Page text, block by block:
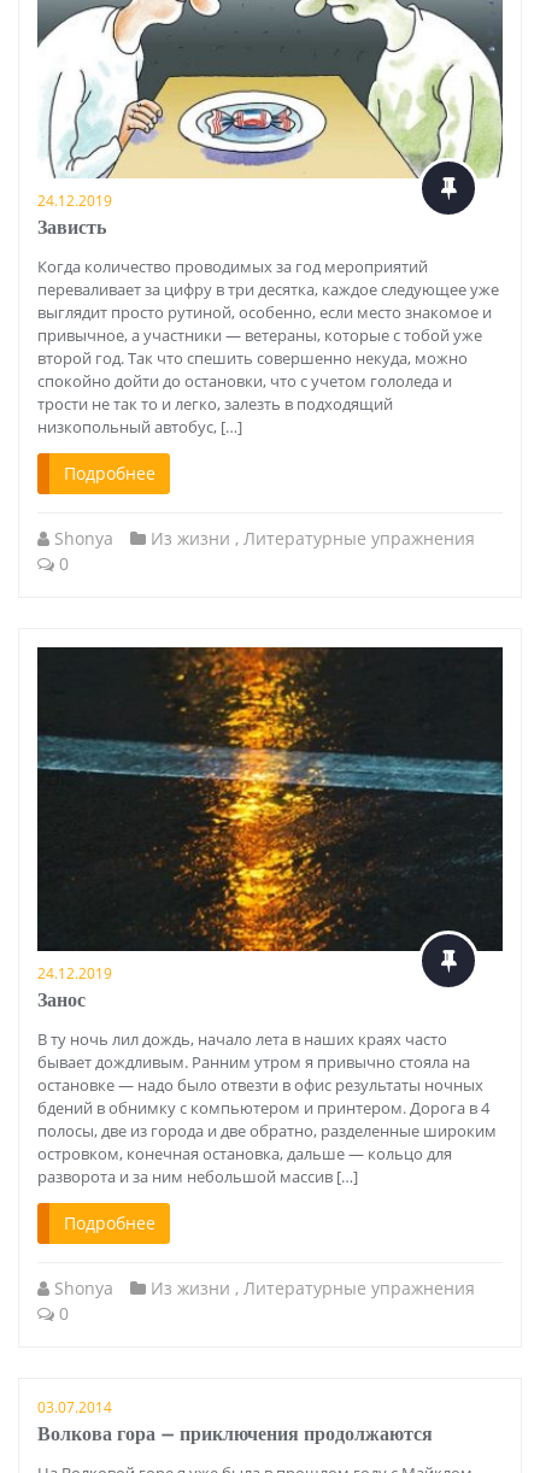
24.12.2019
Зависть
Когда количество проводимых за год мероприятий
переваливает за цифру в три десятка, каждое следующее уже
выглядит просто рутиной, особенно, если место знакомое и
привычное, а участники — ветераны, которые с тобой уже
второй год. Так что спешить совершенно некуда, можно
спокойно дойти до остановки, что с учетом гололеда и
трости не так то и легко, залезть в подходящий
низкопольный автобус, […]
Подробнее
Shonya Из жизни , Литературные упражнения
0
24.12.2019
Занос
В ту ночь лил дождь, начало лета в наших краях часто
бывает дождливым. Ранним утром я привычно стояла на
остановке — надо было отвезти в офис результаты ночных
бдений в обнимку с компьютером и принтером. Дорога в 4
полосы, две из города и две обратно, разделенные широким
островком, конечная остановка, дальше — кольцо для
разворота и за ним небольшой массив […]
Подробнее
Shonya Из жизни , Литературные упражнения
0
03.07.2014
Волкова гора — приключения продолжаются